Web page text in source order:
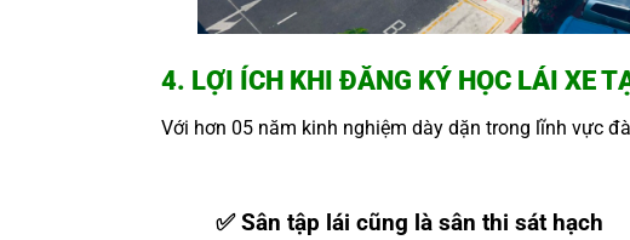
4. LỢI ÍCH KHI ĐĂNG KÝ HỌC LÁI XE
Với hơn 05 năm kinh nghiệm dày dặn trong lĩnh vực
✅ Sân tập lái cũng là sân thi sát hạch